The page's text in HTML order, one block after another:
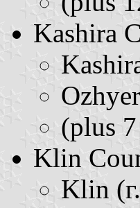
Kashira
(plus
Klin
Klin